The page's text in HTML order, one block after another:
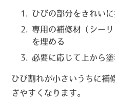
ひびの部分をきれい
専用の補修材（シー
を埋める
必要に応じて上から
ひび割れが小さいうちに補
ぎやすくなります。